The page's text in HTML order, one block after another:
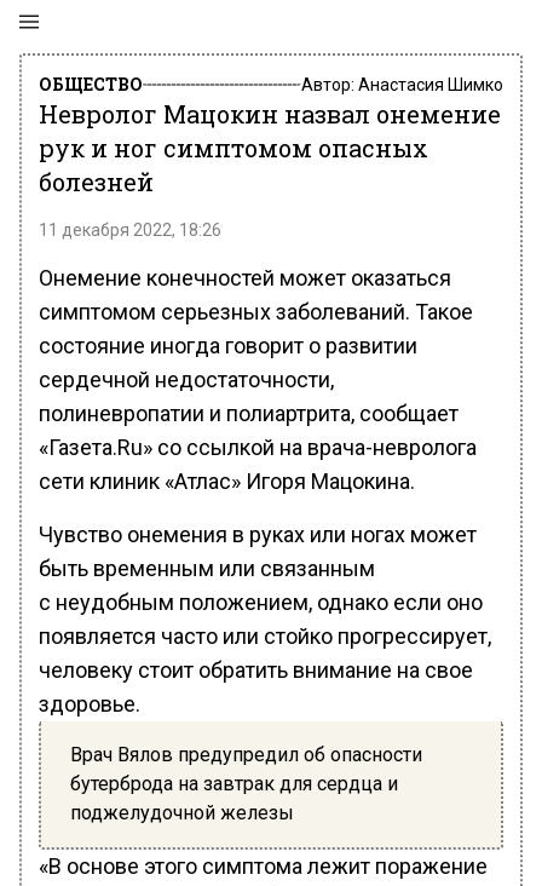
ОБЩЕСТВО Автор: Анастасия Шимко
Невролог Мацокин назвал онемение
рук и ног симптомом опасных
болезней
11 декабря 2022, 18:26
Онемение конечностей может оказаться
симптомом серьезных заболеваний. Такое
состояние иногда говорит о развитии
сердечной недостаточности,
полиневропатии и полиартрита, сообщает
«Газета.Ru» со ссылкой на врача-невролога
сети клиник «Атлас» Игоря Мацокина.
Чувство онемения в руках или ногах может
быть временным или связанным
с неудобным положением, однако если оно
появляется часто или стойко прогрессирует,
человеку стоит обратить внимание на свое
здоровье.
Врач Вялов предупредил об опасности
бутерброда на завтрак для сердца и
поджелудочной железы
«В основе этого симптома лежит поражение